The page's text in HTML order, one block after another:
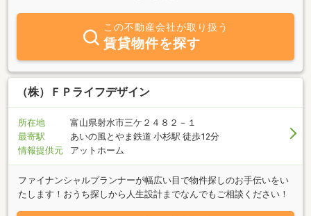
この不動産会社が取り扱う
賃貸物件を探す
（株）ＦＰライフデザイン
所在地
富山県射水市三ケ２４８２－１
最寄駅
あいの風とやま鉄道 小杉駅 徒歩12分
情報提供元
アットホーム
ファイナンシャルプランナーが幅広い目で物件探しのお手伝いをい
たします！おうち探しから人生設計までなんでもご相談ください！